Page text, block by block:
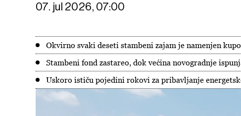
07. jul 2026, 07:00
Okvirno svaki deseti stambeni zajam je namenjen
Stambeni fond zastareo, dok većina novogradnje
Uskoro ističu pojedini rokovi za pribavljanje